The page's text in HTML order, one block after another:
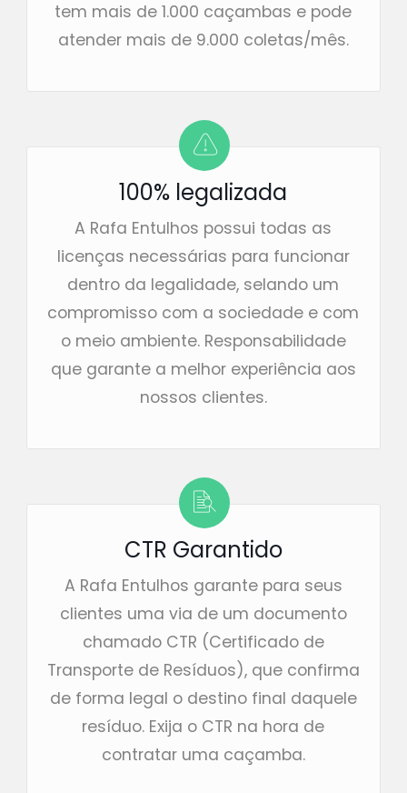
tem mais de 1.000 caçambas e pode
atender mais de 9.000 coletas/mês.
100% legalizada
A Rafa Entulhos possui todas as
licenças necessárias para funcionar
dentro da legalidade, selando um
compromisso com a sociedade e com
o meio ambiente. Responsabilidade
que garante a melhor experiência aos
nossos clientes.
CTR Garantido
A Rafa Entulhos garante para seus
clientes uma via de um documento
chamado CTR (Certificado de
Transporte de Resíduos), que confirma
de forma legal o destino final daquele
resíduo. Exija o CTR na hora de
contratar uma caçamba.